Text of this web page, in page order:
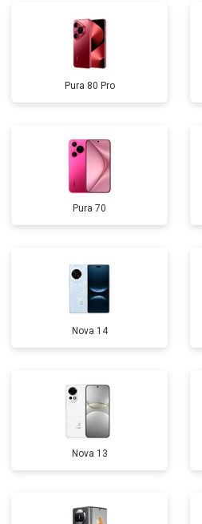
Pura 80 Pro
Pura 70
Nova 14
Nova 13